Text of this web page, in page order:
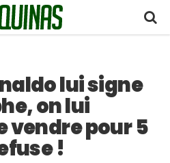
lui signe
on lui
vendre pour 5
!